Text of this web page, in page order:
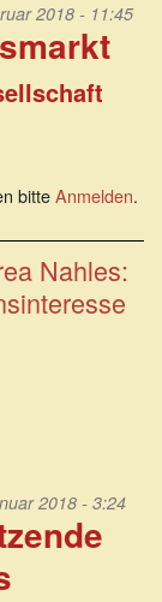
2018 - 11:45
bitteAnmelden.
Nahles:
2018 - 3:24